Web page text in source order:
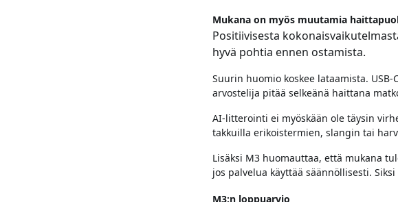
Mukana on myös muutamia
Positiivisesta
hyvä pohtia ennen ostamista.
Suurin huomio koskee lataamista.
arvostelija pitää selkeänä haittana
AI-litterointi ei myöskään ole täysin
takkuilla erikoistermien, slangin tai
Lisäksi M3 huomauttaa, että mukana
jos palvelua käyttää säännöllisesti.
M3:n loppuarvio